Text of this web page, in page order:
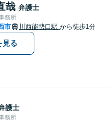
哉 弁護士
務所
市 川西能勢口駅 から徒歩1分
見る
護士
務所